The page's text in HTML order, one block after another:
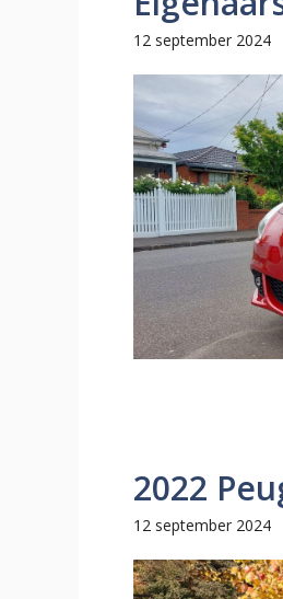
12 september 2024
2022
12 september 2024